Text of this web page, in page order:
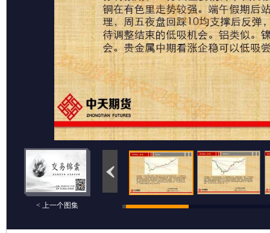
< 上一个图集